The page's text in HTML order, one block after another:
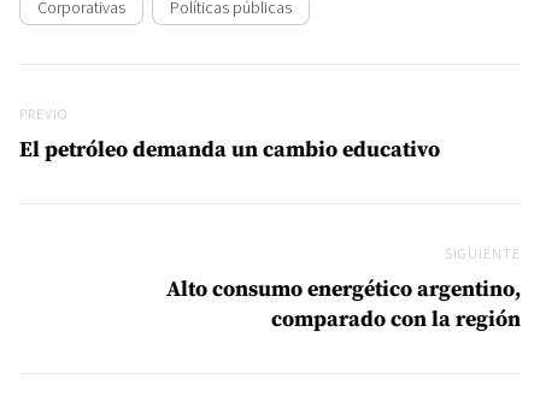
Corporativas Políticas públicas
Previo
PREVIO
El petróleo demanda un cambio educativo
SIGUIENTE
Alto consumo energético argentino,
comparado con la región